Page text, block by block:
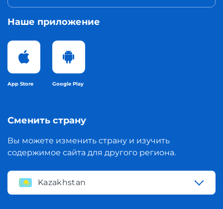
Наше приложение
App Store Google Play
Сменить страну
Вы можете изменить страну и изучить
содержимое сайта для другого региона.
Kazakhstan